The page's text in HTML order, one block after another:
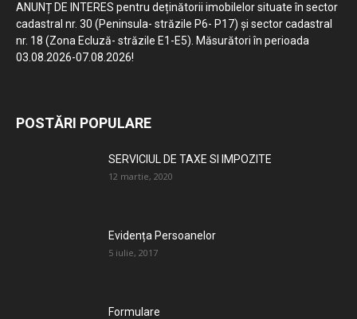
ANUNȚ DE INTERES pentru deținătorii imobilelor situate în sector
cadastral nr. 30 (Peninsula- străzile P6- P17) și sector cadastral
nr. 18 (Zona Ecluză- străzile E1-E5). Măsurători în perioada
03.08.2026-07.08.2026!
POSTĂRI POPULARE
SERVICIUL DE TAXE SI IMPOZITE
12 martie, 2020
Evidența Persoanelor
5 iulie, 2017
Formulare